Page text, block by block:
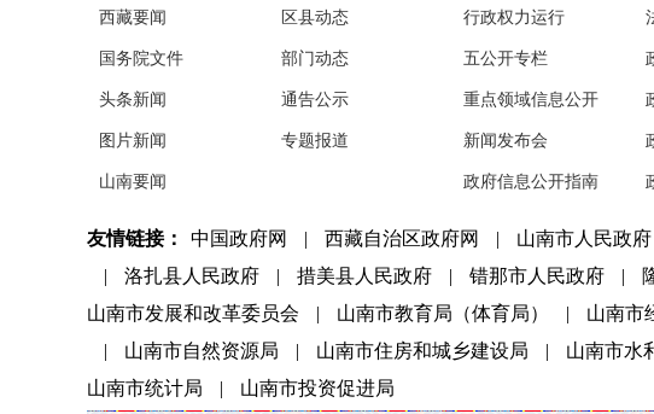
西藏要闻
国务院文件
头条新闻
图片新闻
山南要闻
区县动态
部门动态
通告公示
专题报道
行政权力运行
五公开专栏
重点领域信息公开
新闻发布会
政府信息公开指南
友情链接： 中国政府网 | 西藏自治区政府网 | 山南市人民政府
|
洛扎县人民政府 | 措美县人民政府 | 错那市人民政府 |
山南市发展和改革委员会
| 山南市教育局（体育局） | 山南市
|
山南市自然资源局 | 山南市住房和城乡建设局 | 山南市水
山南市统计局
| 山南市投资促进局